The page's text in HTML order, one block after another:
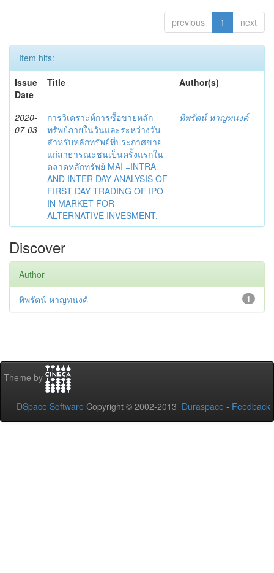
previous 1 next
Item hits:
Issue
Date
Title Author(s)
2020-
07-03
การวิเคราะห์การซื้อขายหลัก
ทรัพย์ภายในวันและระหว่างวัน
สำหรับหลักทรัพย์ที่ประกาศขาย
แก่สาธารณะชนเป็นครั้งแรกใน
ตลาดหลักทรัพย์ MAI =INTRA
AND INTER DAY ANALYSIS OF
FIRST DAY TRADING OF IPO
IN MARKET FOR
ALTERNATIVE INVESMENT.
ทิพรัตน์ หาญทนงค์
Discover
Author
1
ทิพรัตน์ หาญทนงค์
Theme by
DSpace Software Copyright © 2002-2013 Duraspace - Feedback